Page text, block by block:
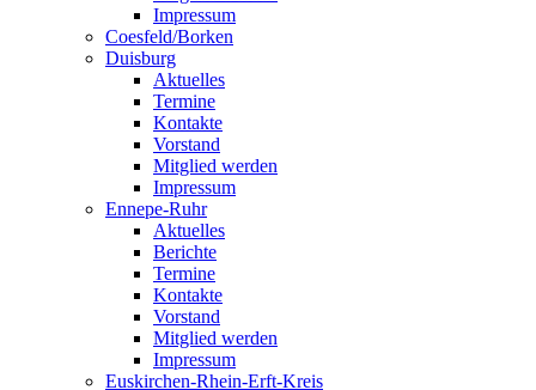
Impressum
Coesfeld/Borken
Duisburg
Aktuelles
Termine
Kontakte
Vorstand
Mitglied werden
Impressum
Ennepe-Ruhr
Aktuelles
Berichte
Termine
Kontakte
Vorstand
Mitglied werden
Impressum
Euskirchen-Rhein-Erft-Kreis